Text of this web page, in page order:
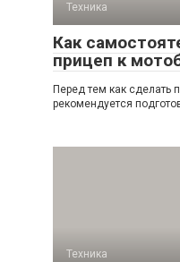
Техника
Как
прицеп к
Перед тем как сделать
рекомендуется
Техника